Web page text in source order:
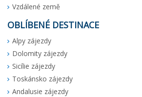
Vzdálené země
OBLÍBENÉ DESTINACE
Alpy zájezdy
Dolomity zájezdy
Sicílie zájezdy
Toskánsko zájezdy
Andalusie zájezdy